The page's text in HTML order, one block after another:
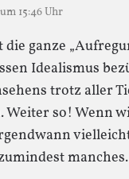
15:46 Uhr
ganze
Idealismus
trotz aller
Weiter so! Wenn